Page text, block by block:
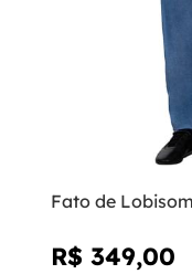
Fato de
R$ 349,00